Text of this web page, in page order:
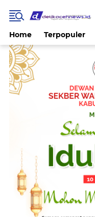
Home Terpopuler